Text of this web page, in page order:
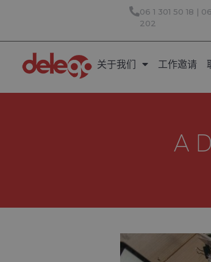
06 1 301 50 18 |
202
关于我们 工作邀请
A